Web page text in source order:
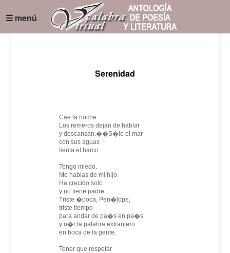
☰ menú
Serenidad
Cae la noche.
Los remeros dejan de hablar
y descansan.��S�lo el mar
con sus aguas
tienta el barco.
Tengo miedo.
Me hablas de mi hijo.
Ha crecido solo
y no tiene padre.
Triste �poca, Pen�lope,
triste tiempo
para andar de pa�s en pa�s
y o�r la palabra extranjero
en boca de la gente.
Tener que respetar